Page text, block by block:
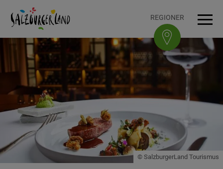
Til indholdAccesskey
[0]
Til navigationAccesskey
[1]
Til toppen af siden
Til footerAccesskey
[3] REGIONER
© SalzburgerLand Tourismus